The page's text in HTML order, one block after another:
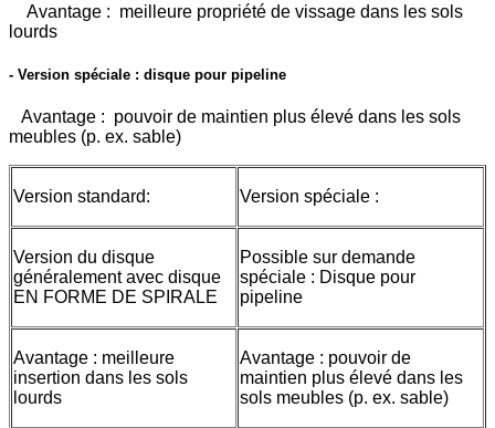
Avantage : meilleure propriété de vissage dans les sols
lourds
- Version spéciale : disque pour pipeline
Avantage : pouvoir de maintien plus élevé dans les sols
meubles (p. ex. sable)
Version standard: Version spéciale :
Version du disque
généralement avec disque
EN FORME DE SPIRALE
Possible sur demande
spéciale : Disque pour
pipeline
Avantage : meilleure
insertion dans les sols
lourds
Avantage : pouvoir de
maintien plus élevé dans les
sols meubles (p. ex. sable)